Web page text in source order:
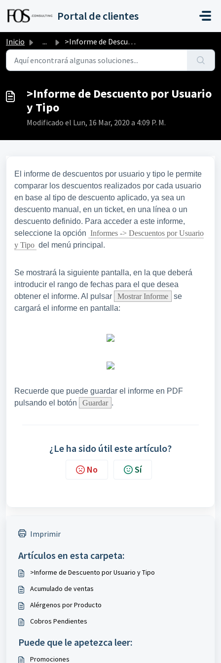
Portal de clientes
Inicio ... >Informe de Descuento por Usuario y Tipo
>Informe de Descuento por Usuario
y Tipo
Modificado el Lun, 16 Mar, 2020 a 4:09 P. M.
El informe de descuentos por usuario y tipo le permite
comparar los descuentos realizados por cada usuario
en base al tipo de descuento aplicado, ya sea un
descuento manual, en un ticket, en una línea o un
descuento definido. Para acceder a este informe,
seleccione la opción Informes -> Descuentos por Usuario
y Tipo del menú principal.
Se mostrará la siguiente pantalla, en la que deberá
introducir el rango de fechas para el que desea
obtener el informe. Al pulsar
Mostrar Informe
se
cargará el informe en pantalla:
Recuerde que puede guardar el informe en PDF
pulsando el botón
Guardar .
¿Le ha sido útil este artículo?
No Sí
Imprimir
Artículos en esta carpeta:
>Informe de Descuento por Usuario y Tipo
Acumulado de ventas
Alérgenos por Producto
Cobros Pendientes
Puede que le apetezca leer:
Promociones